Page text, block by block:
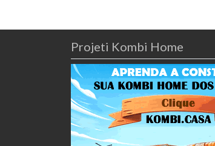
Projeti Kombi Home